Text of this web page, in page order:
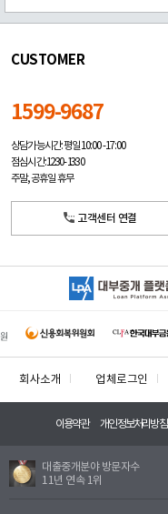
CUSTOMER
1599-9687
상담가능시간: 평일10:00 -17:00
점심시간: 12:30 - 13:30
주말, 공휴일 휴무
고객센터 연결
회사소개 업체로그인
이용약관 개인정보처리방침
대출중개분야 방문자수
11년 연속 1위